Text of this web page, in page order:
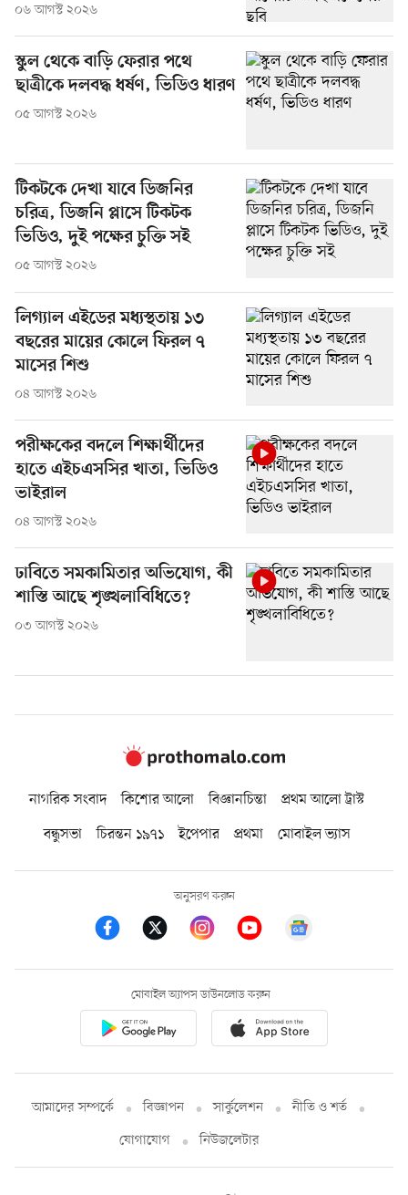
০৬ আগস্ট ২০২৬
স্কুল থেকে বাড়ি ফেরার পথে
ছাত্রীকে দলবদ্ধ ধর্ষণ, ভিডিও ধারণ
০৫ আগস্ট ২০২৬
টিকটকে দেখা যাবে ডিজনির
চরিত্র, ডিজনি প্লাসে টিকটক
ভিডিও, দুই পক্ষের চুক্তি সই
০৫ আগস্ট ২০২৬
লিগ্যাল এইডের মধ্যস্থতায় ১৩
বছরের মায়ের কোলে ফিরল ৭
মাসের শিশু
০৪ আগস্ট ২০২৬
পরীক্ষকের বদলে শিক্ষার্থীদের
হাতে এইচএসসির খাতা, ভিডিও
ভাইরাল
০৪ আগস্ট ২০২৬
ঢাবিতে সমকামিতার অভিযোগ, কী
শাস্তি আছে শৃঙ্খলাবিধিতে?
০৩ আগস্ট ২০২৬
নাগরিক সংবাদ কিশোর আলো বিজ্ঞানচিন্তা
প্রথম আলো ট্রাস্ট
বন্ধুসভা
চিরন্তন ১৯৭১ ইপেপার প্রথমা মোবাইল ভ্যাস
অনুসরণ করুন
মোবাইল অ্যাপস ডাউনলোড করুন
আমাদের সম্পর্কে বিজ্ঞাপন সার্কুলেশন
নীতি ও শর্ত
যোগাযোগ
নিউজলেটার